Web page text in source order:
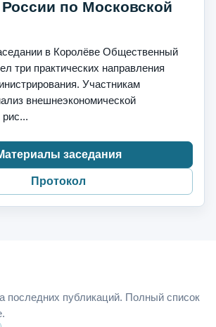
по Московской
в Королёве Общественный
три практических направления
Участникам
внешнеэкономической
заседания
Протокол
последних публикаций. Полный список